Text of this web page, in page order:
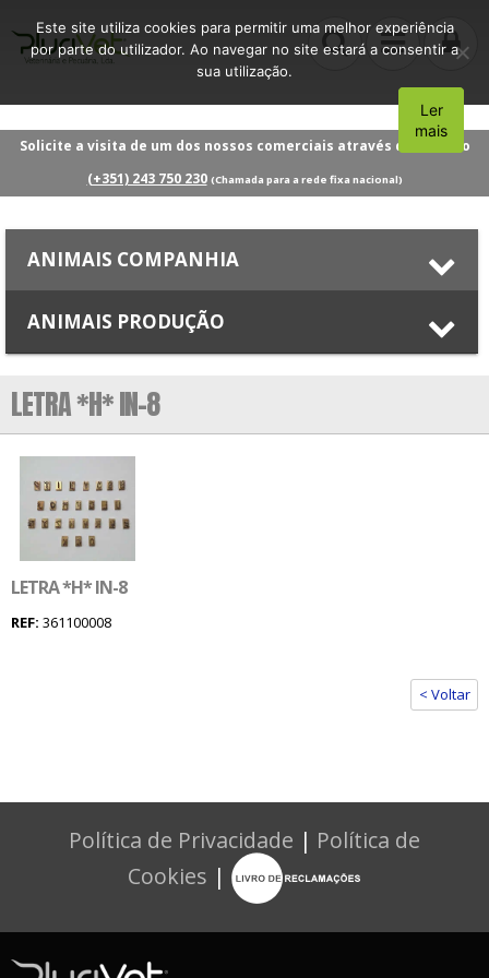
Solicite a visita de um dos nossos comerciais através do número
(+351) 243 750 230 (Chamada para a rede fixa nacional)
ANIMAIS COMPANHIA
ANIMAIS PRODUÇÃO
LETRA *H* IN-8
LETRA *H* IN-8
REF: 361100008
< Voltar
Política de Privacidade | Política de
Cookies |
Este site utiliza cookies para permitir uma melhor experiência
por parte do utilizador. Ao navegar no site estará a consentir a
sua utilização.
Aceito
Ler
mais